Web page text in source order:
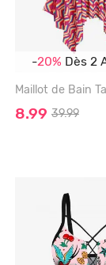
-20% Dès 2
8.99 39.99